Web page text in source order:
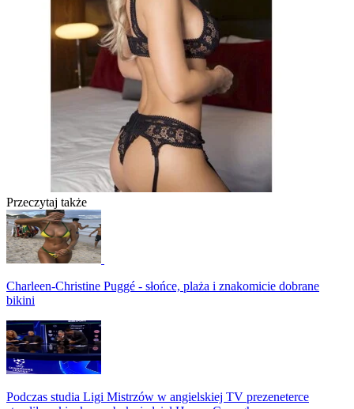
Przeczytaj także
Charleen-Christine Puggé - słońce, plaża i znakomicie dobrane
bikini
Podczas studia Ligi Mistrzów w angielskiej TV prezeneterce